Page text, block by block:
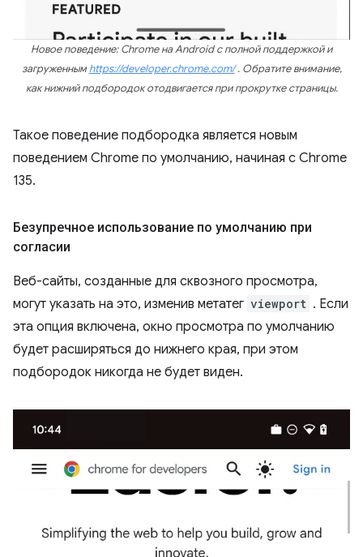
Новое поведение: Chrome на Android с полной поддержкой и
загруженнымhttps://developer.chrome.com/. Обратите внимание,
как нижний подбородок отодвигается при прокрутке страницы.
Такое поведение подбородка является новым
поведением Chrome по умолчанию, начиная с Chrome
135.
Безупречное использование по умолчанию при
согласии
Веб-сайты, созданные для сквозного просмотра,
могут указать на это, изменив метатег viewport . Если
эта опция включена, окно просмотра по умолчанию
будет расширяться до нижнего края, при этом
подбородок никогда не будет виден.